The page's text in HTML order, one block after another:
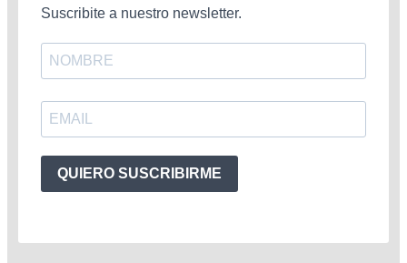
Suscribite a nuestro newsletter.
QUIERO SUSCRIBIRME